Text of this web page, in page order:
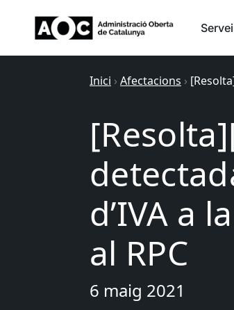
Inici › Afectacions ›
d’IVA a
al RPC
6 maig 2021